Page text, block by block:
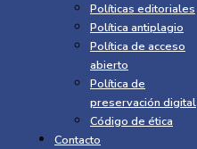
Políticas editoriales
Política antiplagio
Política de acceso
abierto
Política de
preservación digital
Código de ética
Contacto